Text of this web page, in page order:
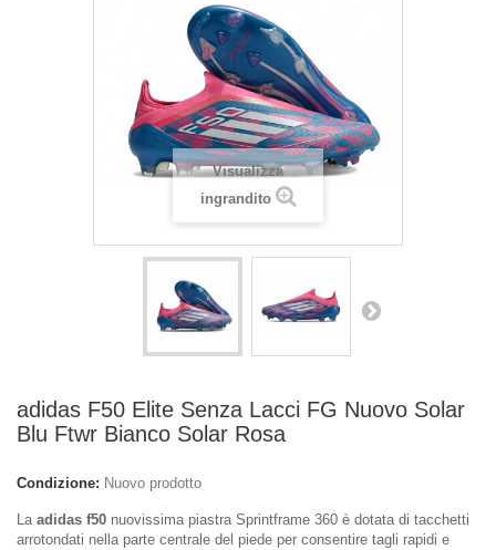
Visualizza
ingrandito
adidas F50 Elite Senza Lacci FG Nuovo Solar
Blu Ftwr Bianco Solar Rosa
Condizione: Nuovo prodotto
La adidas f50 nuovissima piastra Sprintframe 360 è dotata di tacchetti
arrotondati nella parte centrale del piede per consentire tagli rapidi e